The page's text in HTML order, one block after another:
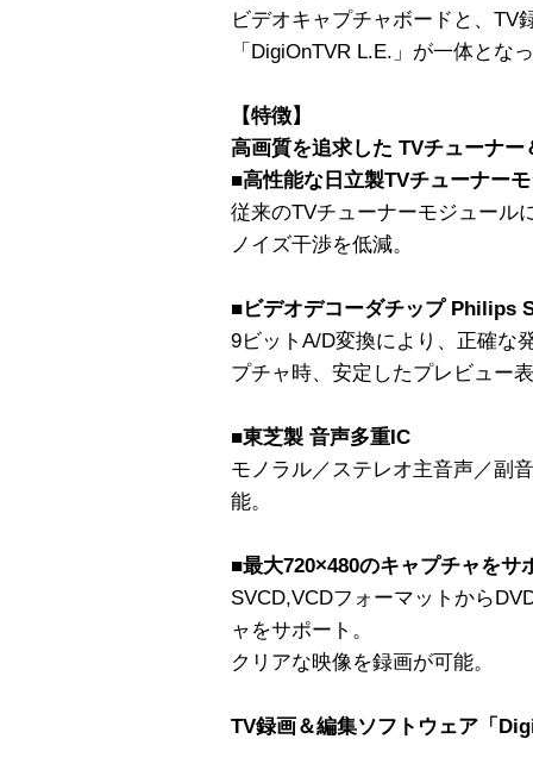
ビデオキャプチャボードと、TV
「DigiOnTVR L.E.」が一体とな
【特徴】
高画質を追求した TVチューナ
■高性能な日立製TVチューナー
従来のTVチューナーモジュール
ノイズ干渉を低減。
■ビデオデコーダチップ Philips
9ビットA/D変換により、正確な
プチャ時、安定したプレビュー
■東芝製 音声多重IC
モノラル／ステレオ主音声／副
能。
■最大720×480のキャプチャをサ
SVCD,VCDフォーマットから
ャをサポート。
クリアな映像を録画が可能。
TV録画＆編集ソフトウェア「